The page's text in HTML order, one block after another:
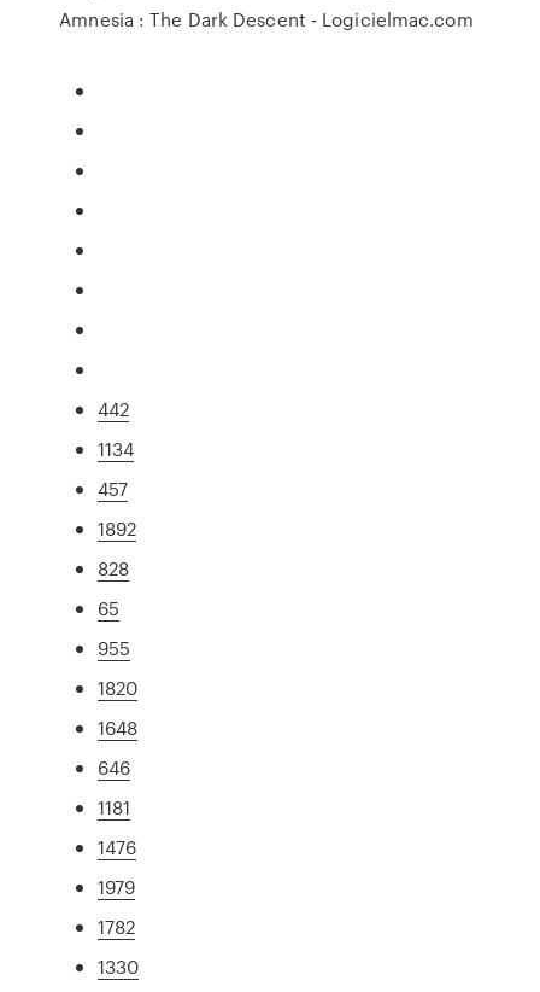
Amnesia : The Dark Descent - Logicielmac.com
442
1134
457
1892
828
65
955
1820
1648
646
1181
1476
1979
1782
1330